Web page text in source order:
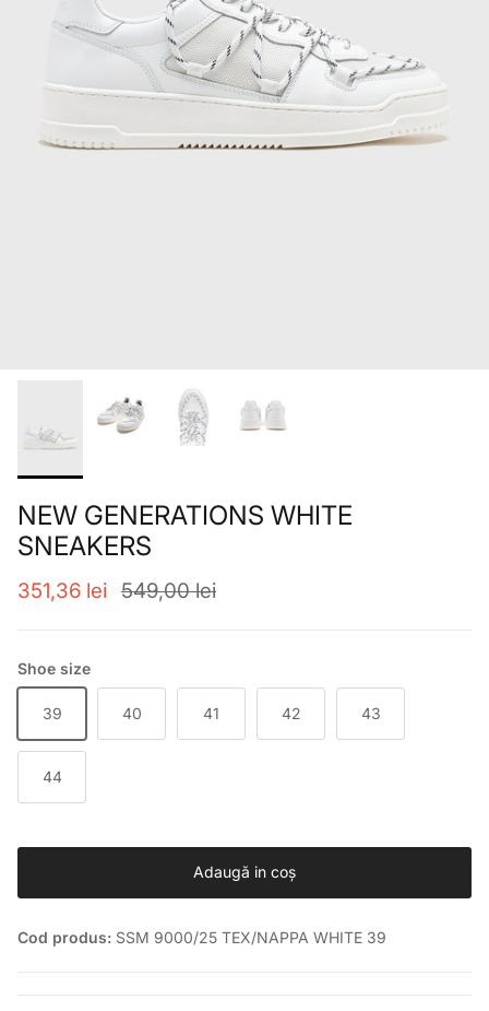
NEW GENERATIONS WHITE
SNEAKERS
Preț de vânzare
351,36 lei Preț obișnuit
549,00 lei
Shoe size
39 40 41 42 43
44
Adaugă in coş
Cod produs: SSM 9000/25 TEX/NAPPA WHITE 39